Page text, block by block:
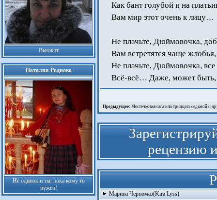
Вьюжит
Наталия Роднова
Не одинок и ты, пока кому то
нужен!
Как бант голубой и на
Вам мир этот очень к лицу…
Не плачьте, Дюймовочка,
Вам встретятся чаще жлобья,
Не плачьте, Дюймовочка,
Всё-всё… Даже, может
Предыдущее: Местечковая сага или тридцать седьмой и
рецензию
Марина Черномаз(Kira Lyss)